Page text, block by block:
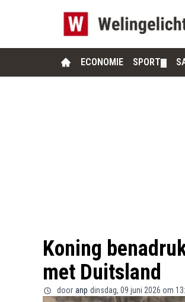
ECONOMIE SPORT
Koning
met Duitsland
door anp dinsdag, 09 juni 2026 om